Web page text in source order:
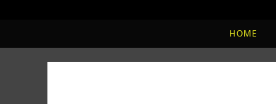
HOME